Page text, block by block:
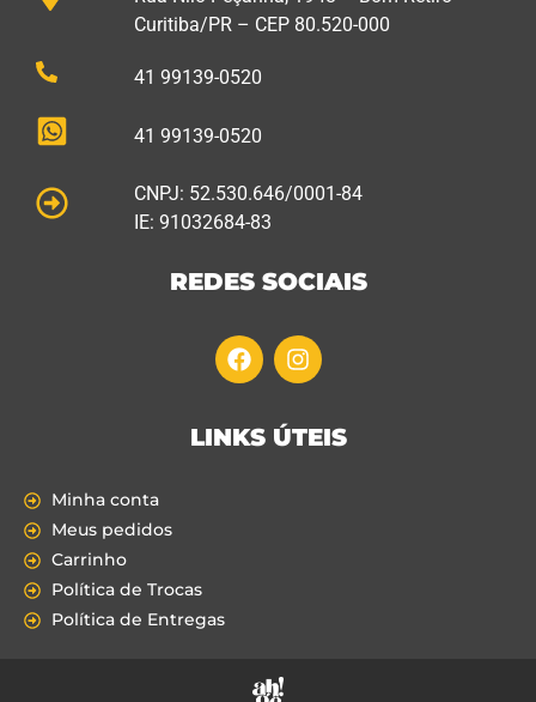
Curitiba/PR – CEP 80.520-000
41 99139-0520
41 99139-0520
CNPJ: 52.530.646/0001-84
IE: 91032684-83
REDES SOCIAIS
LINKS ÚTEIS
Minha conta
Meus pedidos
Carrinho
Política de Trocas
Política de Entregas